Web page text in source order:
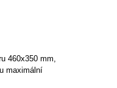
460x350 mm,
maximální